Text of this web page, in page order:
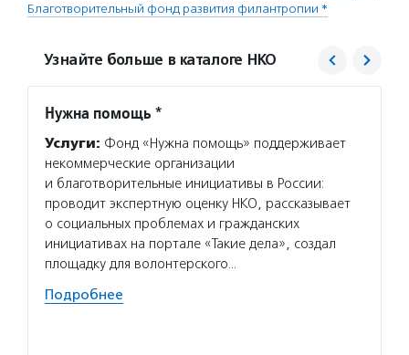
Благотворительный фонд развития филантропии *
Узнайте больше в каталоге НКО
Нужна помощь *
Услуги: Фонд «Нужна помощь» поддерживает
некоммерческие организации
и благотворительные инициативы в России:
проводит экспертную оценку НКО, рассказывает
о социальных проблемах и гражданских
инициативах на портале «Такие дела», создал
площадку для волонтерского…
Подробнее